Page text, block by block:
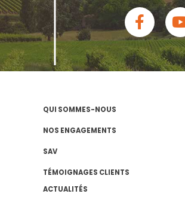
QUI SOMMES-NOUS
NOS ENGAGEMENTS
SAV
TÉMOIGNAGES CLIENTS
ACTUALITÉS